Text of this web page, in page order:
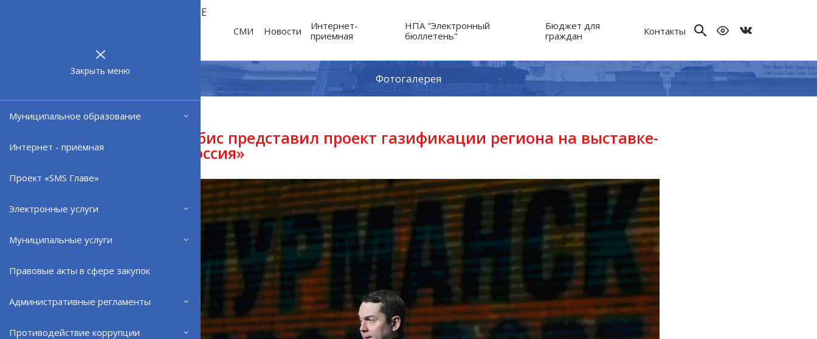
Закрыть меню
Муниципальное образование
Интернет - приёмная
Проект «SMS Главе»
Электронные услуги
Муниципальные услуги
Правовые акты в сфере закупок
Административные регламенты
Противодействие коррупции
МУНИЦИПАЛЬНОЕ
СМИ Новости
Интернет-
приемная
НПА "Электронный
бюллетень"
Бюджет для
граждан
Контакты
Фотогалерея
21.02.24
Андрей Чибис представил проект газификации региона на выставке-
форуме «Россия»